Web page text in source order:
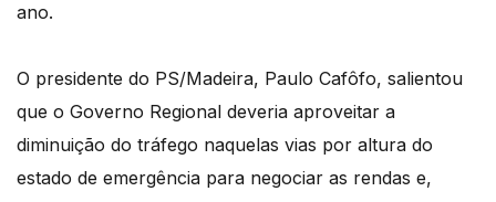
ano.
O presidente do PS/Madeira, Paulo Cafôfo, salientou
que o Governo Regional deveria aproveitar a
diminuição do tráfego naquelas vias por altura do
estado de emergência para negociar as rendas e,